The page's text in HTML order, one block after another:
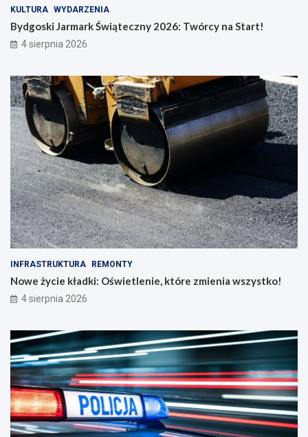
KULTURA WYDARZENIA
Bydgoski Jarmark Świąteczny 2026: Twórcy na Start!
4 sierpnia 2026
INFRASTRUKTURA REMONTY
Nowe życie kładki: Oświetlenie, które zmienia wszystko!
4 sierpnia 2026